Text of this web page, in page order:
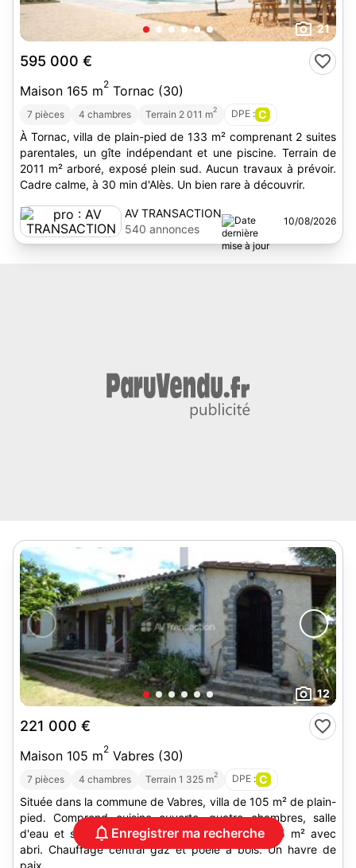
21
595 000 €
Maison 165 m2 Tornac (30)
7 pièces 4 chambres Terrain 2 011 m2 DPE : C
À Tornac, villa de plain-pied de 133 m² comprenant 2 suites
parentales, un gîte indépendant et une piscine. Terrain de
2011 m² arboré, exposé plein sud. Aucun travaux à prévoir.
Cadre calme, à 30 min d'Alès. Un bien rare à découvrir.
AV TRANSACTION
540 annonces
10/08/2026
12
221 000 €
Maison 105 m2 Vabres (30)
7 pièces 4 chambres Terrain 1 325 m2 DPE : C
Située dans la commune de Vabres, villa de 105 m² de plain-
pied. Comprend cuisine ouverte, quatre chambres, salle
d'eau et salle de bain. Jardin ensoleillé de 1325 m² avec
abri. Chauffage central gaz et poêle à bois. Un havre de
paix.
Enregistrer ma recherche